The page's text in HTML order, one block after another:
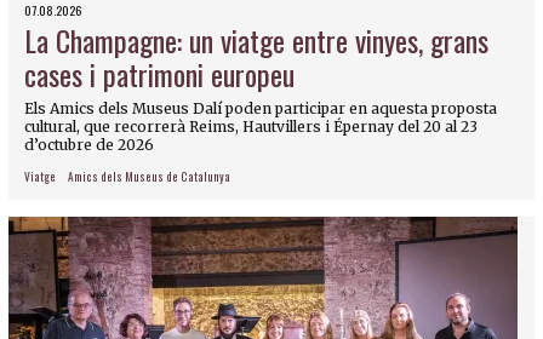
07.08.2026
La Champagne: un viatge entre vinyes, grans
cases i patrimoni europeu
Els Amics dels Museus Dalí poden participar en aquesta proposta
cultural, que recorrerà Reims, Hautvillers i Épernay del 20 al 23
d’octubre de 2026
Viatge Amics dels Museus de Catalunya